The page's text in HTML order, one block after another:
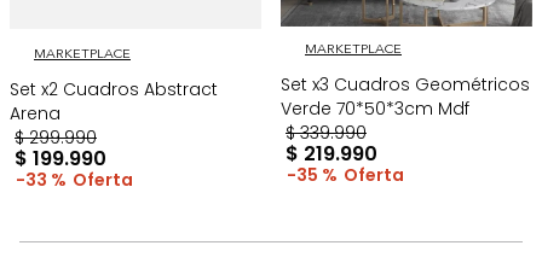
MARKETPLACE
Set x2 Cuadros Abstract
Arena
$ 299.990
$ 199.990
33 %
MARKETPLACE
Set x3 Cuadros Geométricos
Verde 70*50*3cm Mdf
$ 339.990
$ 219.990
35 %